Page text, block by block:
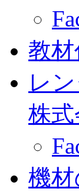
教
レ
株
機